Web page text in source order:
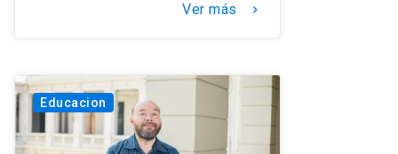
Ver más keyboard_arrow_right
Educacion